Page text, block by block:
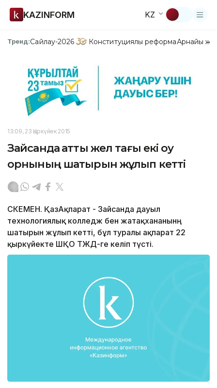
KAZINFORM KZ
Тренд:Сайлау-2026 Конституциялық реформаАрнайы
13:09, 23 Қыркүйек 2015
Зайсанда қатты жел тағы екі оқу
орнының шатырын жұлып кетті
ӨСКЕМЕН. ҚазАқпарат - Зайсанда дауыл
технологиялық колледж бен жатақхананынң
шатырын жұлып кетті, бұл туралы ақпарат 22
қыркүйекте ШҚО ТЖД-ге келіп түсті.